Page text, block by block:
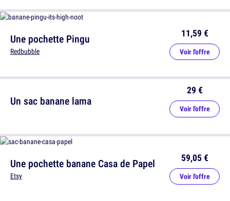
Une pochette Pingu
Redbubble
11,59 €
Voir l'offre
Une pochette banane Casa de Papel
Etsy
59,05 €
Voir l'offre
Un sac banane lama
29 €
Voir l'offre